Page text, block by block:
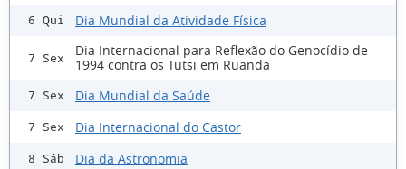
6 Qui Dia Mundial da Atividade Física
7 Sex
Dia Internacional para Reflexão do Genocídio de
1994 contra os Tutsi em Ruanda
7 Sex Dia Mundial da Saúde
7 Sex Dia Internacional do Castor
8 Sáb Dia da Astronomia